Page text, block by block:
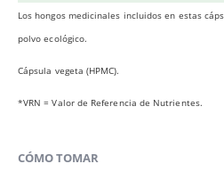
Los hongos medicinales incluidos en estas
polvo ecológico.
Cápsula vegeta (HPMC).
*VRN = Valor de Referencia de Nutrientes.
CÓMO TOMAR